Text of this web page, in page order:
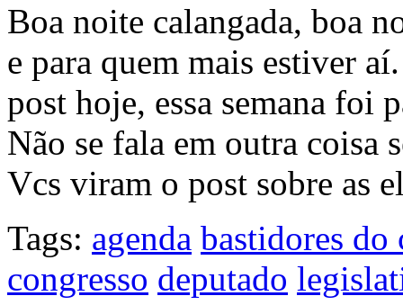
Boa noite calangada, boa
e para quem mais estiver
post hoje, essa semana foi
Não se fala em outra coisa
Vcs viram o post sobre as
Tags: agenda bastidores do
congresso deputado